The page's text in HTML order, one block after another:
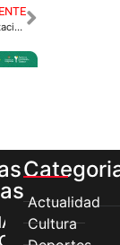
Abren licitación por 2.200 millones de pesos para el PAE
MUJERES
A
Actualidad
Cultura